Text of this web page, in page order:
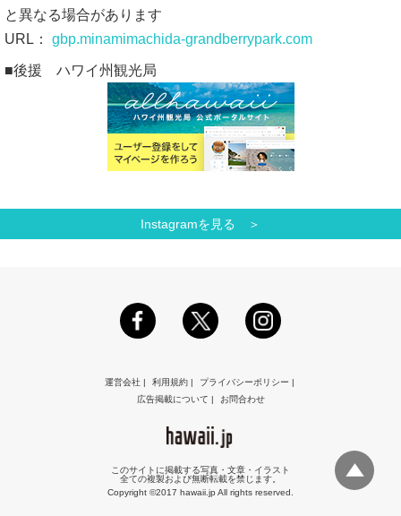
と異なる場合があります
URL： gbp.minamimachida-grandberrypark.com
■後援 ハワイ州観光局
Instagramを見る ＞
運営会社| 利用規約| プライバシーポリシー |
広告掲載について | お問合わせ
このサイトに掲載する写真・文章・イラスト
全ての複製および無断転載を禁じます。
Copyright ©2017 hawaii.jp All rights reserved.